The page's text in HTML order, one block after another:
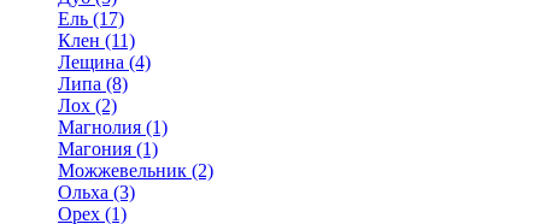
Ель (17)
Клен (11)
Лещина (4)
Липа (8)
Лох (2)
Магнолия (1)
Магония (1)
Можжевельник (2)
Ольха (3)
Орех (1)